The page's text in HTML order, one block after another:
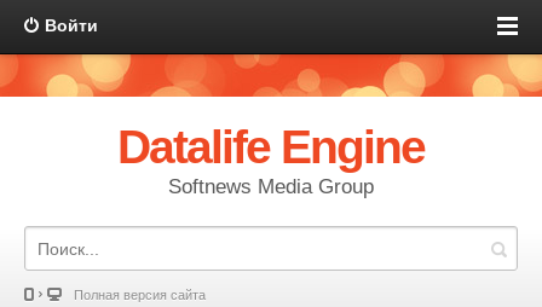
Войти
Datalife Engine
Softnews Media Group
Полная версия сайта